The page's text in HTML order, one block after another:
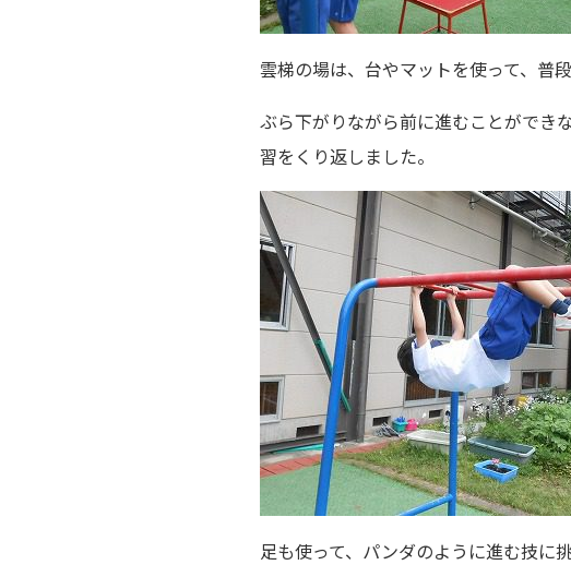
雲梯の場は、台やマットを使って、普
ぶら下がりながら前に進むことができ
習をくり返しました。
足も使って、パンダのように進む技に